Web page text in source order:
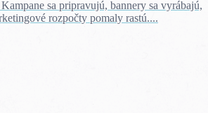
sa pripravujú, bannery sa vyrábajú,
rozpočty pomaly rastú....